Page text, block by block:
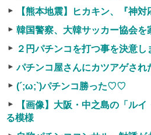
【緊急】お笑いジャングルポ
ブッ刺さりまくりw w w w w w
実質確率という罠
車上のテントでキャンプ 民泊
【競馬・難解】6/30(水)第44
名機が生まれなかった悲しい枠
【熊本地震】ヒカキン、『神
韓国警察、大韓サッカー協会を
２円パチンコを打つ事を決意し
パチンコ屋さんにカツアゲされ
(´;ω;`)パチンコ勝った♡♡
【画像】大阪・中之島の「ル
る模様